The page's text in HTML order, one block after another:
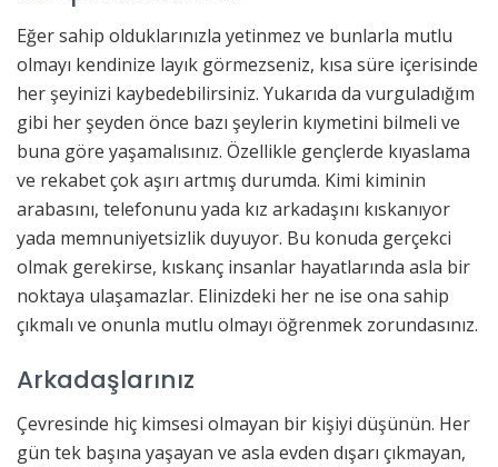
Eğer sahip olduklarınızla yetinmez ve bunlarla mutlu
olmayı kendinize layık görmezseniz, kısa süre içerisinde
her şeyinizi kaybedebilirsiniz. Yukarıda da vurguladığım
gibi her şeyden önce bazı şeylerin kıymetini bilmeli ve
buna göre yaşamalısınız. Özellikle gençlerde kıyaslama
ve rekabet çok aşırı artmış durumda. Kimi kiminin
arabasını, telefonunu yada kız arkadaşını kıskanıyor
yada memnuniyetsizlik duyuyor. Bu konuda gerçekci
olmak gerekirse, kıskanç insanlar hayatlarında asla bir
noktaya ulaşamazlar. Elinizdeki her ne ise ona sahip
çıkmalı ve onunla mutlu olmayı öğrenmek zorundasınız.
Arkadaşlarınız
Çevresinde hiç kimsesi olmayan bir kişiyi düşünün. Her
gün tek başına yaşayan ve asla evden dışarı çıkmayan,